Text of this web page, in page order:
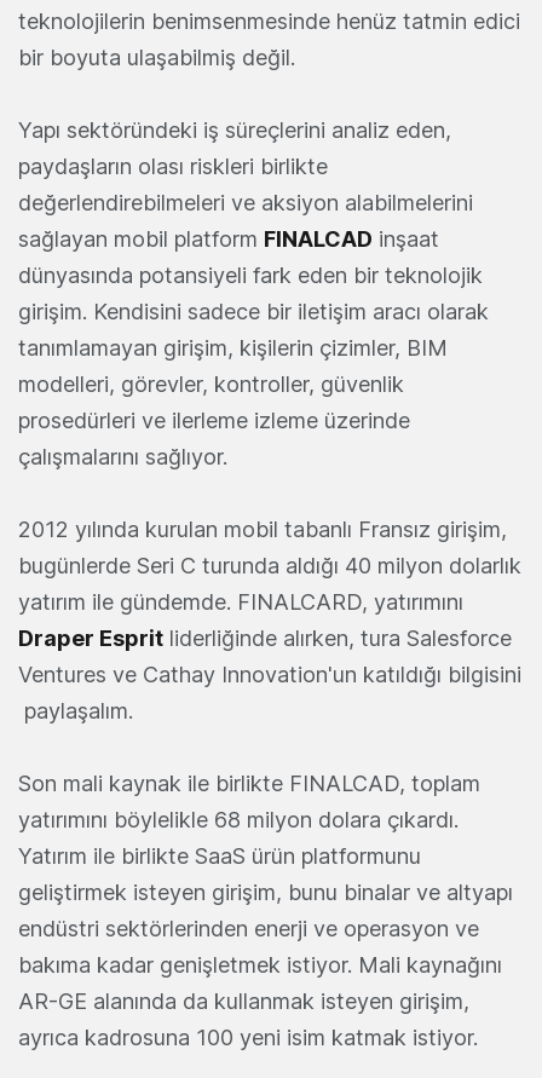
teknolojilerin benimsenmesinde henüz tatmin edici
bir boyuta ulaşabilmiş değil.
Yapı sektöründeki iş süreçlerini analiz eden,
paydaşların olası riskleri birlikte
değerlendirebilmeleri ve aksiyon alabilmelerini
sağlayan mobil platform FINALCAD inşaat
dünyasında potansiyeli fark eden bir teknolojik
girişim. Kendisini sadece bir iletişim aracı olarak
tanımlamayan girişim, kişilerin çizimler, BIM
modelleri, görevler, kontroller, güvenlik
prosedürleri ve ilerleme izleme üzerinde
çalışmalarını sağlıyor.
2012 yılında kurulan mobil tabanlı Fransız girişim,
bugünlerde Seri C turunda aldığı 40 milyon dolarlık
yatırım ile gündemde. FINALCARD, yatırımını
Draper Esprit liderliğinde alırken, tura Salesforce
Ventures ve Cathay Innovation'un katıldığı bilgisini
paylaşalım.
Son mali kaynak ile birlikte FINALCAD, toplam
yatırımını böylelikle 68 milyon dolara çıkardı.
Yatırım ile birlikte SaaS ürün platformunu
geliştirmek isteyen girişim, bunu binalar ve altyapı
endüstri sektörlerinden enerji ve operasyon ve
bakıma kadar genişletmek istiyor. Mali kaynağını
AR-GE alanında da kullanmak isteyen girişim,
ayrıca kadrosuna 100 yeni isim katmak istiyor.